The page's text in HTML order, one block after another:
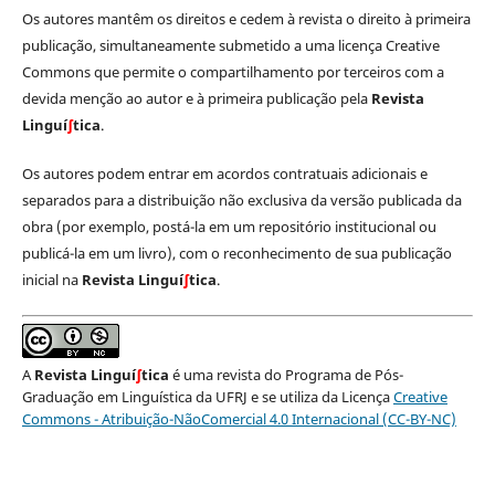
Os autores mantêm os direitos e cedem à revista o direito à primeira
publicação, simultaneamente submetido a uma licença Creative
Commons que permite o compartilhamento por terceiros com a
devida menção ao autor e à primeira publicação pela Revista
Linguí∫tica.
Os autores podem entrar em acordos contratuais adicionais e
separados para a distribuição não exclusiva da versão publicada da
obra (por exemplo, postá-la em um repositório institucional ou
publicá-la em um livro), com o reconhecimento de sua publicação
inicial na Revista Linguí∫tica.
ARevista Linguí∫tica é uma revista do Programa de Pós-
Graduação em Linguística da UFRJ e se utiliza da LicençaCreative
Commons - Atribuição-NãoComercial 4.0 Internacional (CC-BY-NC)